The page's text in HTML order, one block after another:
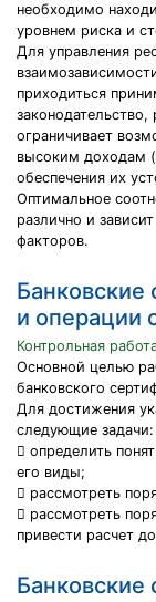
необходимо
уровнем риска и
Для управления
приходиться
ограничивает
высоким доходам
обеспечения их
Оптимальное
различно и
факторов.
Банковские
и операции
Контрольная
Основной целью
банковского
Для достижения
следующие задачи:
 определить
его виды;
 рассмотреть
 рассмотреть
привести расчет
Банковские